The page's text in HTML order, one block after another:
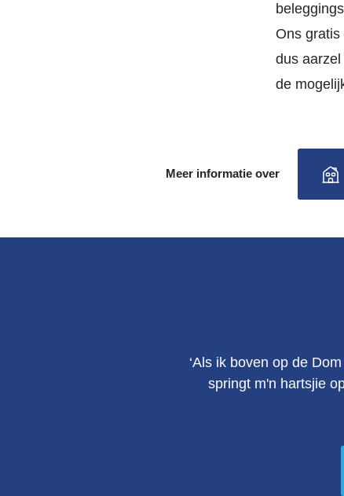
Ons gratis
dus
de
Meer informatie over
‘Als ik boven op de
springt m'n hartsjie